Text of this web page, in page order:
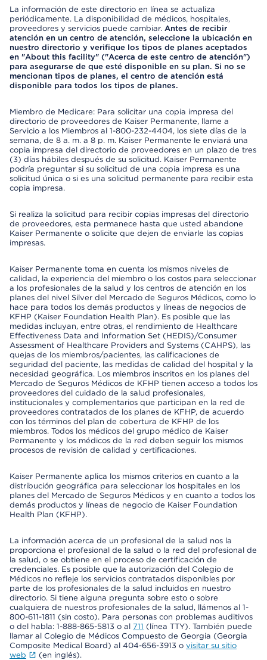
La información de este directorio en línea se actualiza
periódicamente. La disponibilidad de médicos, hospitales,
proveedores y servicios puede cambiar. Antes de recibir
atención en un centro de atención, seleccione la ubicación en
nuestro directorio y verifique los tipos de planes aceptados
en "About this facility" ("Acerca de este centro de atención")
para asegurarse de que esté disponible en su plan. Si no se
mencionan tipos de planes, el centro de atención está
disponible para todos los tipos de planes.
Miembro de Medicare: Para solicitar una copia impresa del
directorio de proveedores de Kaiser Permanente, llame a
Servicio a los Miembros al 1-800-232-4404, los siete días de la
semana, de 8 a. m. a 8 p. m. Kaiser Permanente le enviará una
copia impresa del directorio de proveedores en un plazo de tres
(3) días hábiles después de su solicitud. Kaiser Permanente
podría preguntar si su solicitud de una copia impresa es una
solicitud única o si es una solicitud permanente para recibir esta
copia impresa.
Si realiza la solicitud para recibir copias impresas del directorio
de proveedores, esta permanece hasta que usted abandone
Kaiser Permanente o solicite que dejen de enviarle las copias
impresas.
Kaiser Permanente toma en cuenta los mismos niveles de
calidad, la experiencia del miembro o los costos para seleccionar
a los profesionales de la salud y los centros de atención en los
planes del nivel Silver del Mercado de Seguros Médicos, como lo
hace para todos los demás productos y líneas de negocios de
KFHP (Kaiser Foundation Health Plan). Es posible que las
medidas incluyan, entre otras, el rendimiento de Healthcare
Effectiveness Data and Information Set (HEDIS)/Consumer
Assessment of Healthcare Providers and Systems (CAHPS), las
quejas de los miembros/pacientes, las calificaciones de
seguridad del paciente, las medidas de calidad del hospital y la
necesidad geográfica. Los miembros inscritos en los planes del
Mercado de Seguros Médicos de KFHP tienen acceso a todos los
proveedores del cuidado de la salud profesionales,
institucionales y complementarios que participan en la red de
proveedores contratados de los planes de KFHP, de acuerdo
con los términos del plan de cobertura de KFHP de los
miembros. Todos los médicos del grupo médico de Kaiser
Permanente y los médicos de la red deben seguir los mismos
procesos de revisión de calidad y certificaciones.
Kaiser Permanente aplica los mismos criterios en cuanto a la
distribución geográfica para seleccionar los hospitales en los
planes del Mercado de Seguros Médicos y en cuanto a todos los
demás productos y líneas de negocio de Kaiser Foundation
Health Plan (KFHP).
La información acerca de un profesional de la salud nos la
proporciona el profesional de la salud o la red del profesional de
la salud, o se obtiene en el proceso de certificación de
credenciales. Es posible que la autorización del Colegio de
Médicos no refleje los servicios contratados disponibles por
parte de los profesionales de la salud incluidos en nuestro
directorio. Si tiene alguna pregunta sobre esto o sobre
cualquiera de nuestros profesionales de la salud, llámenos al 1-
800-611-1811 (sin costo). Para personas con problemas auditivos
o del habla: 1-888-865-5813 o al 711 (línea TTY). También puede
llamar al Colegio de Médicos Compuesto de Georgia (Georgia
Composite Medical Board) al 404-656-3913 o visitar su sitio
web
(en inglés).